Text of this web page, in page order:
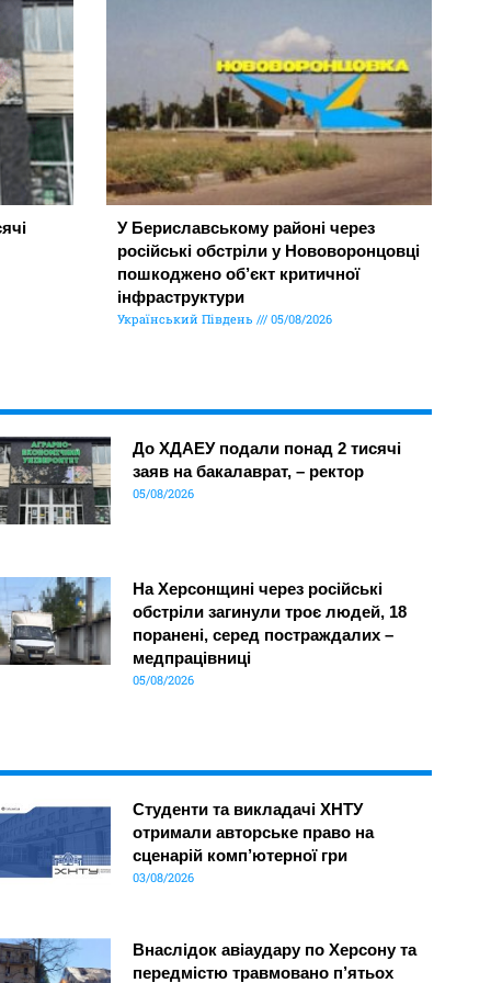
У Бериславському районі через
російські обстріли у Нововоронцовці
пошкоджено об’єкт критичної
інфраструктури
Український Південь 05/08/2026
До ХДАЕУ подали понад 2 тисячі
заяв на бакалаврат, – ректор
05/08/2026
На Херсонщині через російські
обстріли загинули троє людей, 18
поранені, серед постраждалих –
медпрацівниці
05/08/2026
Студенти та викладачі ХНТУ
отримали авторське право на
сценарій комп’ютерної гри
03/08/2026
Внаслідок авіаудару по Херсону та
передмістю травмовано п’ятьох